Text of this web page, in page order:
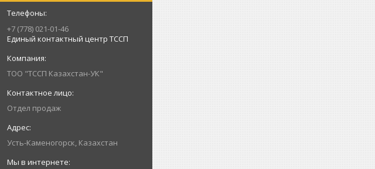
+7 (778) 021-01-46
Единый контактный центр ТССП
ТОО "ТССП Казахстан-УК"
Отдел продаж
Усть-Каменогорск, Казахстан